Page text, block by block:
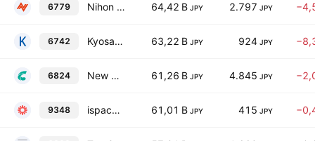
6779 Nihon Dempa Kogyo Co., Ltd. 64,42 B JPY 2.797 JPY
6742 Kyosan Electric Manufacturing Co., Ltd. 63,22 B JPY 924 JPY
6824 New Cosmos Electric Co., Ltd. 61,26 B JPY 4.845 JPY
9348 ispace,inc. 61,01 B JPY 415 JPY